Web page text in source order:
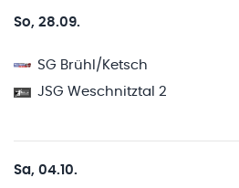
So, 28.09.
SG Brühl/Ketsch
JSG Weschnitztal 2
Sa, 04.10.